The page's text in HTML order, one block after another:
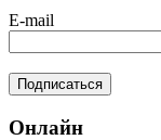
E-mail
Онлайн